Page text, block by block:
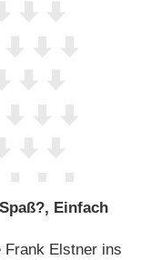
Einfach
Frank Elstner ins